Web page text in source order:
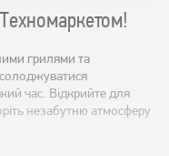
грилями та
час. Відкрийте для
незабутню атмосферу